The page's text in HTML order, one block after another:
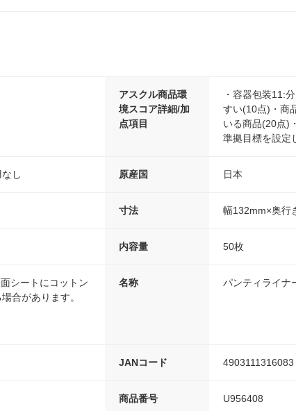
アスクル商品環
境スコア詳細/加
点項目
・容器包装11:
すい(10点)・商
いる商品(20点)
準拠目標を設定
し 原産国 日本
寸法 幅132mm×奥行
内容量 50枚
シートにコットン
合があります。
名称 パンティライナ
JANコード 4903111316083
商品番号 U956408